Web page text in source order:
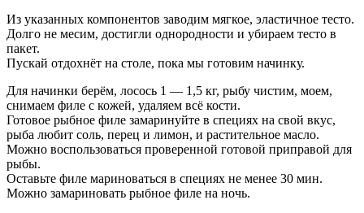
Из указанных компонентов заводим мягкое, эластичное тесто.
Долго не месим, достигли однородности и убираем тесто в
пакет.
Пускай отдохнёт на столе, пока мы готовим начинку.
Для начинки берём, лосось 1 — 1,5 кг, рыбу чистим, моем,
снимаем филе с кожей, удаляем всё кости.
Готовое рыбное филе замаринуйте в специях на свой вкус,
рыба любит соль, перец и лимон, и растительное масло.
Можно воспользоваться проверенной готовой приправой для
рыбы.
Оставьте филе мариноваться в специях не менее 30 мин.
Можно замариновать рыбное филе на ночь.